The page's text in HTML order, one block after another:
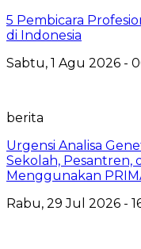
5 Pembicara
di Indonesia
Sabtu, 1 Agu 2026 -
berita
Urgensi Analisa
Sekolah,
Menggunakan
Rabu, 29 Jul 2026 -